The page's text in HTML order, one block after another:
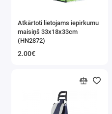
Termosi un termokrūzes
Pludmalei un peldēšanai
Saliekami krēsli / beņķi / soli
Piepūšamie matrači
Atkārtoti lietojams iepirkumu
maisiņš 33x18x33cm
(HN2872)
2.00€